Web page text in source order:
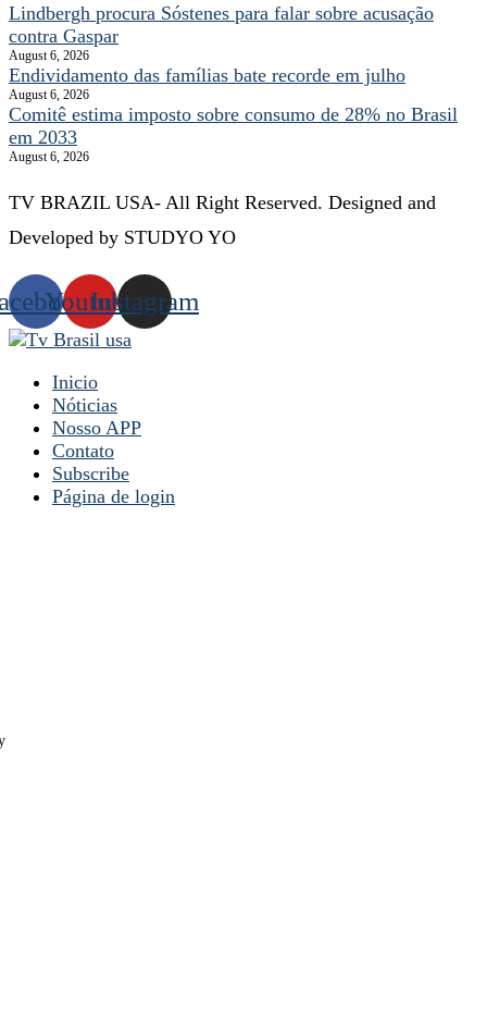
Lindbergh procura Sóstenes para falar sobre acusação
contra Gaspar
August 6, 2026
Endividamento das famílias bate recorde em julho
August 6, 2026
Comitê estima imposto sobre consumo de 28% no Brasil
em 2033
August 6, 2026
TV BRAZIL USA- All Right Reserved. Designed and
Developed by STUDYO YO
YoutubeInstagram
Inicio
Nóticias
Nosso APP
Contato
Subscribe
Página de login